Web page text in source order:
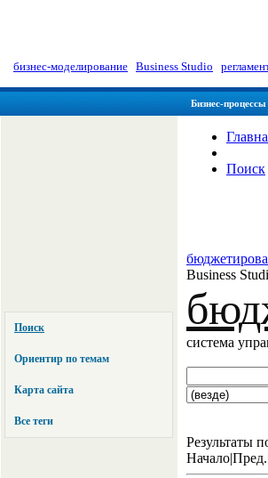
бизнес-моделирование Business Studio
Бизнес-процессы
Поиск
Ориентир по темам
Карта сайта
Все теги
Поиск
Business
система
Результаты
Начало|Пред.|